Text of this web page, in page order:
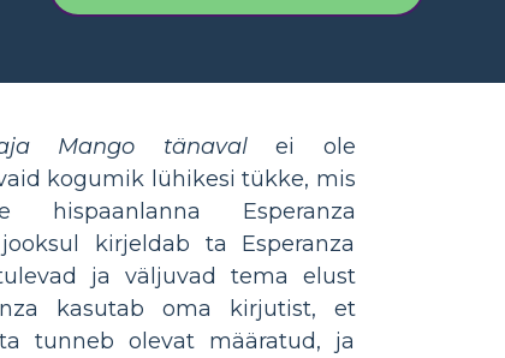
Mango tänavalei ole
kogumik lühikesi tükke, mis
Esperanza
kirjeldab ta Esperanza
ja väljuvad tema elust
kasutab oma kirjutist, et
tunneb olevat määratud, ja